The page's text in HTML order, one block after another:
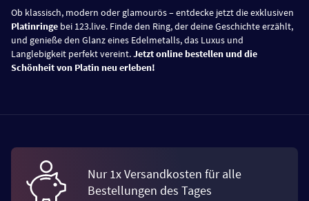
Ob klassisch, modern oder glamourös – entdecke jetzt die exklusiven
Platinringe bei 123.live. Finde den Ring, der deine Geschichte erzählt,
und genieße den Glanz eines Edelmetalls, das Luxus und
Langlebigkeit perfekt vereint.Jetzt online bestellen und die
Schönheit von Platin neu erleben!
Nur 1x Versandkosten für alle
Bestellungen des Tages